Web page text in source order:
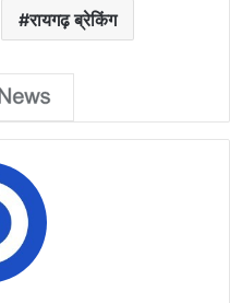
रायगढ़ ब्रेकिंग